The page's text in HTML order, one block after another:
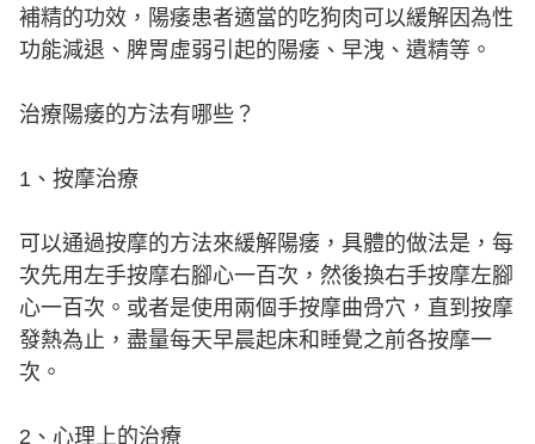
補精的功效，陽痿患者適當的吃狗肉可以緩解因為性
功能減退、脾胃虛弱引起的陽痿、早洩、遺精等。
治療陽痿的方法有哪些？
1、按摩治療
可以通過按摩的方法來緩解陽痿，具體的做法是，每
次先用左手按摩右腳心一百次，然後換右手按摩左腳
心一百次。或者是使用兩個手按摩曲骨穴，直到按摩
發熱為止，盡量每天早晨起床和睡覺之前各按摩一
次。
2、心理上的治療